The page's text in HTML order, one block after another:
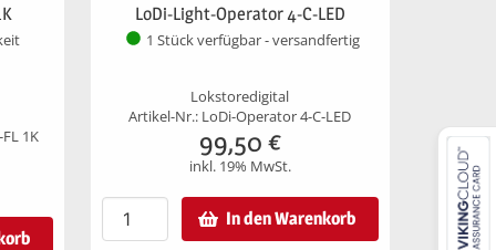
1K
LoDi-Light-Operator 4-C-LED
1 Stück verfügbar - versandfertig
Lokstoredigital
Artikel-Nr.: LoDi-Operator 4-C-LED
99,50 €
inkl. 19% MwSt.
In den Warenkorb